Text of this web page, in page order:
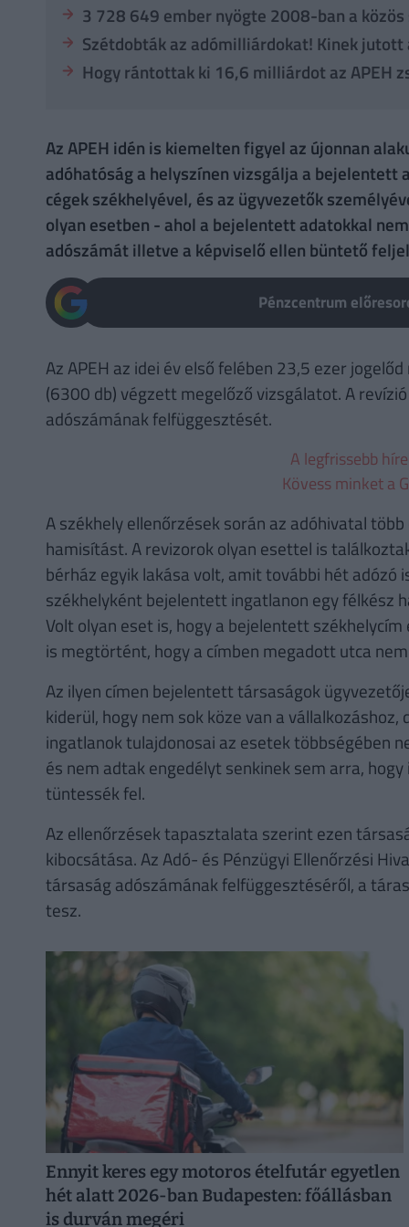
3 728 649 ember nyögte 2008-ban a közös
Szétdobták az adómilliárdokat! Kinek jutott
Hogy rántottak ki 16,6 milliárdot az APEH
Az APEH idén is kiemelten figyel az újonnan
adóhatóság a helyszínen vizsgálja a bejelentett
cégek székhelyével, és az ügyvezetők
olyan esetben - ahol a bejelentett adatokkal
adószámát illetve a képviselő ellen büntető
Pénzcentrum
Az APEH az idei év első felében 23,5 ezer
(6300 db) végzett megelőző vizsgálatot. A
adószámának felfüggesztését.
A legfrissebb
Kövess minket a
A székhely ellenőrzések során az adóhivatal
hamisítást. A revizorok olyan esettel is
bérház egyik lakása volt, amit további hét adózó
székhelyként bejelentett ingatlanon egy félkész
Volt olyan eset is, hogy a bejelentett
is megtörtént, hogy a címben megadott utca
Az ilyen címen bejelentett társaságok
kiderül, hogy nem sok köze van a
ingatlanok tulajdonosai az esetek többségében
és nem adtak engedélyt senkinek sem arra,
tüntessék fel.
Az ellenőrzések tapasztalata szerint ezen
kibocsátása. Az Adó- és Pénzügyi Ellenőrzési
társaság adószámának felfüggesztéséről, a
tesz.
Ennyit keres egy motoros ételfutár egyetlen
hét alatt 2026-ban Budapesten: főállásban
is durván megéri